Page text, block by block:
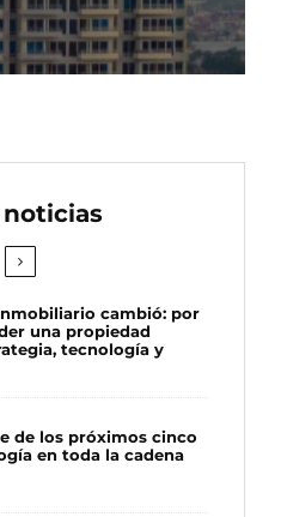
cambió: por
una propiedad
tecnología y
de los próximos cinco
en toda la cadena